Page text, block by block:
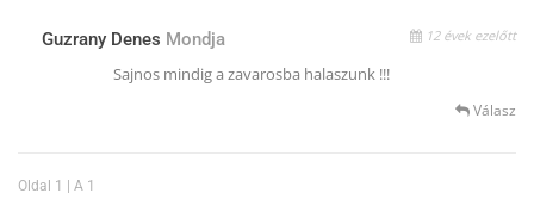
Guzrany Denes Mondja 12 évek ezelőtt
Sajnos mindig a zavarosba halaszunk !!!
Válasz
Oldal 1 | A 1